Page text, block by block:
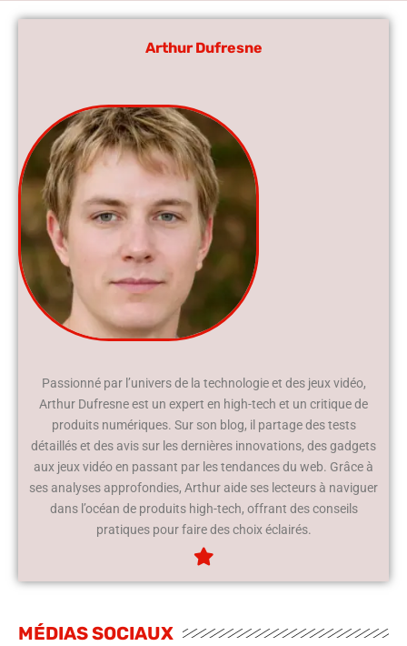
Arthur Dufresne
Passionné par l’univers de la technologie et des jeux vidéo,
Arthur Dufresne est un expert en high-tech et un critique de
produits numériques. Sur son blog, il partage des tests
détaillés et des avis sur les dernières innovations, des gadgets
aux jeux vidéo en passant par les tendances du web. Grâce à
ses analyses approfondies, Arthur aide ses lecteurs à naviguer
dans l’océan de produits high-tech, offrant des conseils
pratiques pour faire des choix éclairés.
MÉDIAS SOCIAUX